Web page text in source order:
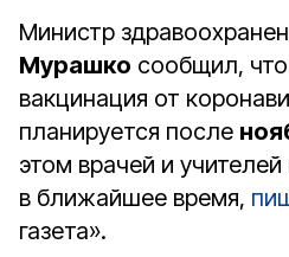
Министр
Мурашко сообщил,
вакцинация от
планируется после
этом врачей и
в ближайшее время,
газета».